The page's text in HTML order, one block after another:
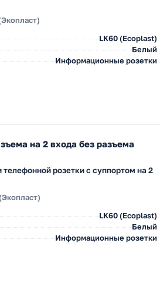
LK60 (Ecoplast)
Белый
Информационные розетки
на 2 входа без разъема
розетки с суппортом на 2
LK60 (Ecoplast)
Белый
Информационные розетки